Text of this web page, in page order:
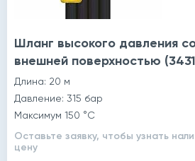
Шланг высокого давления
внешней поверхностью
Длина: 20 м
Давление: 315 бар
Максимум 150 °C
Оставьте заявку, чтобы узнать
цену